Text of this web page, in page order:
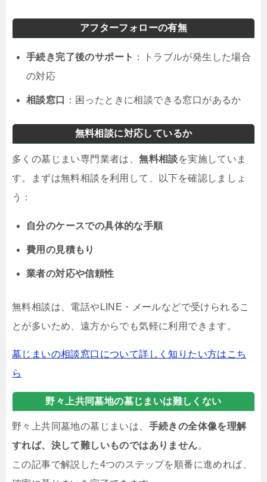
アフターフォローの有無
手続き完了後のサポート ：トラブルが発生した場合
の対応
相談窓口 ：困ったときに相談できる窓口があるか
無料相談に対応しているか
多くの墓じまい専門業者は、無料相談を実施していま
す。まずは無料相談を利用して、以下を確認しましょ
う：
自分のケースでの具体的な手順
費用の見積もり
業者の対応や信頼性
無料相談は、電話やLINE・メールなどで受けられるこ
とが多いため、遠方からでも気軽に利用できます。
墓じまいの相談窓口について詳しく知りたい方はこち
ら
野々上共同墓地の墓じまいは難しくない
野々上共同墓地の墓じまいは、 手続きの全体像を理解
すれば、決して難しいものではありません。
この記事で解説した4つのステップを順番に進めれば、